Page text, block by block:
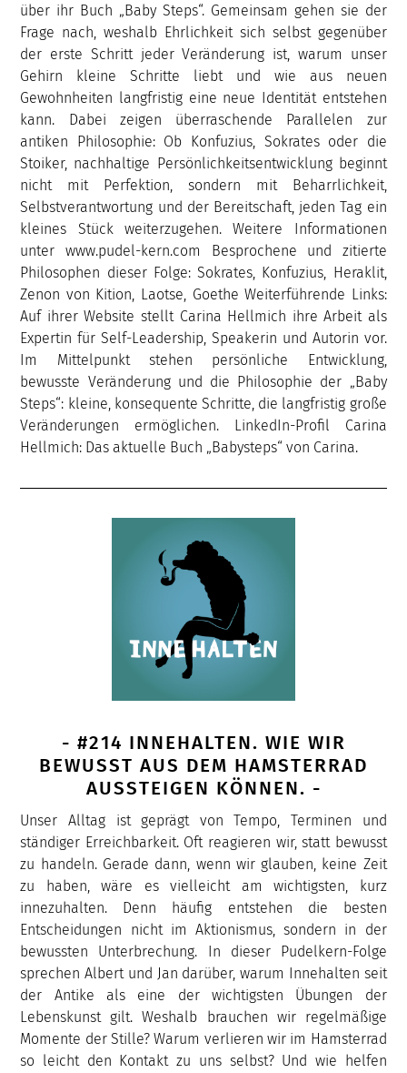
über ihr Buch „Baby Steps“. Gemeinsam gehen sie der
Frage nach, weshalb Ehrlichkeit sich selbst gegenüber
der erste Schritt jeder Veränderung ist, warum unser
Gehirn kleine Schritte liebt und wie aus neuen
Gewohnheiten langfristig eine neue Identität entstehen
kann. Dabei zeigen überraschende Parallelen zur
antiken Philosophie: Ob Konfuzius, Sokrates oder die
Stoiker, nachhaltige Persönlichkeitsentwicklung beginnt
nicht mit Perfektion, sondern mit Beharrlichkeit,
Selbstverantwortung und der Bereitschaft, jeden Tag ein
kleines Stück weiterzugehen. Weitere Informationen
unter www.pudel-kern.com Besprochene und zitierte
Philosophen dieser Folge: Sokrates, Konfuzius, Heraklit,
Zenon von Kition, Laotse, Goethe Weiterführende Links:
Auf ihrer Website stellt Carina Hellmich ihre Arbeit als
Expertin für Self-Leadership, Speakerin und Autorin vor.
Im Mittelpunkt stehen persönliche Entwicklung,
bewusste Veränderung und die Philosophie der „Baby
Steps“: kleine, konsequente Schritte, die langfristig große
Veränderungen ermöglichen. LinkedIn-Profil Carina
Hellmich: Das aktuelle Buch „Babysteps“ von Carina.
- #214 INNEHALTEN. WIE WIR
BEWUSST AUS DEM HAMSTERRAD
AUSSTEIGEN KÖNNEN. -
Unser Alltag ist geprägt von Tempo, Terminen und
ständiger Erreichbarkeit. Oft reagieren wir, statt bewusst
zu handeln. Gerade dann, wenn wir glauben, keine Zeit
zu haben, wäre es vielleicht am wichtigsten, kurz
innezuhalten. Denn häufig entstehen die besten
Entscheidungen nicht im Aktionismus, sondern in der
bewussten Unterbrechung. In dieser Pudelkern-Folge
sprechen Albert und Jan darüber, warum Innehalten seit
der Antike als eine der wichtigsten Übungen der
Lebenskunst gilt. Weshalb brauchen wir regelmäßige
Momente der Stille? Warum verlieren wir im Hamsterrad
so leicht den Kontakt zu uns selbst? Und wie helfen